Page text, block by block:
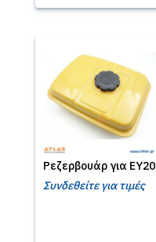
Ρεζερβουάρ για EY20
Συνδεθείτε για τιμές